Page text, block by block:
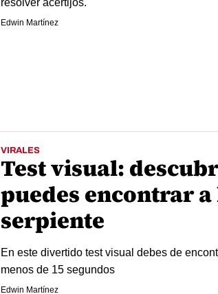
resolver acertijos.
Edwin Martínez
VIRALES
Test visual:
puedes encontrar a
serpiente
En este divertido test visual debes de
menos de 15 segundos
Edwin Martínez